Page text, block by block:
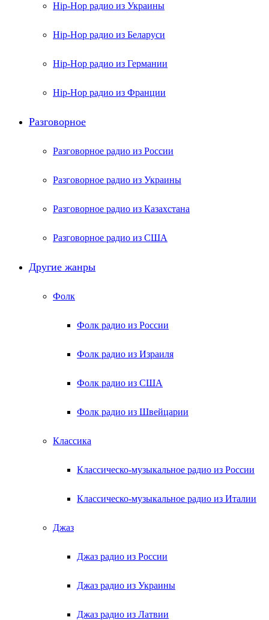
Hip-Hop радио из Украины
Hip-Hop радио из Беларуси
Hip-Hop радио из Германии
Hip-Hop радио из Франции
Разговорное
Разговорное радио из России
Разговорное радио из Украины
Разговорное радио из Казахстана
Разговорное радио из США
Другие жанры
Фолк
Фолк радио из России
Фолк радио из Израиля
Фолк радио из США
Фолк радио из Швейцарии
Классика
Классическо-музыкальное радио из России
Классическо-музыкальное радио из Италии
Джаз
Джаз радио из России
Джаз радио из Украины
Джаз радио из Латвии